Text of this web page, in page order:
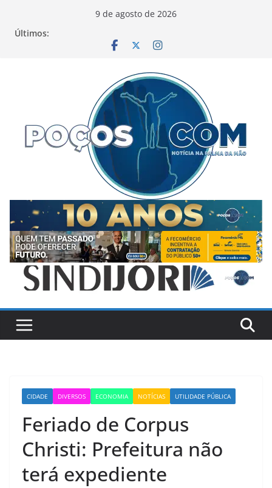
9 de agosto de 2026
Últimos:
CIDADE DIVERSOS ECONOMIA NOTÍCIAS UTILIDADE PÚBLICA
Feriado de Corpus
Christi: Prefeitura não
terá expediente